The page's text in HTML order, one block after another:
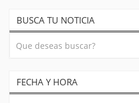
BUSCA TU NOTICIA
FECHA Y HORA